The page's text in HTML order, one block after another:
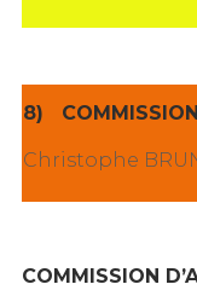
8)
Christophe
COMMISSION